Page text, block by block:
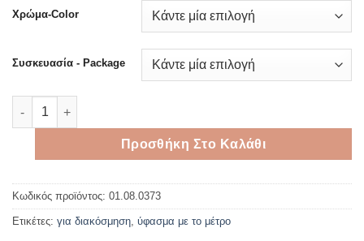
13,10 €
Χρώμα-Color
Συσκευασία - Package
Βαμβακερό και πολυεστερικό ύφασμα 50cm ποσότητα
Προσθήκη Στο Καλάθι
Κωδικός προϊόντος: 01.08.0373
Ετικέτες: για διακόσμηση, ύφασμα με το μέτρο